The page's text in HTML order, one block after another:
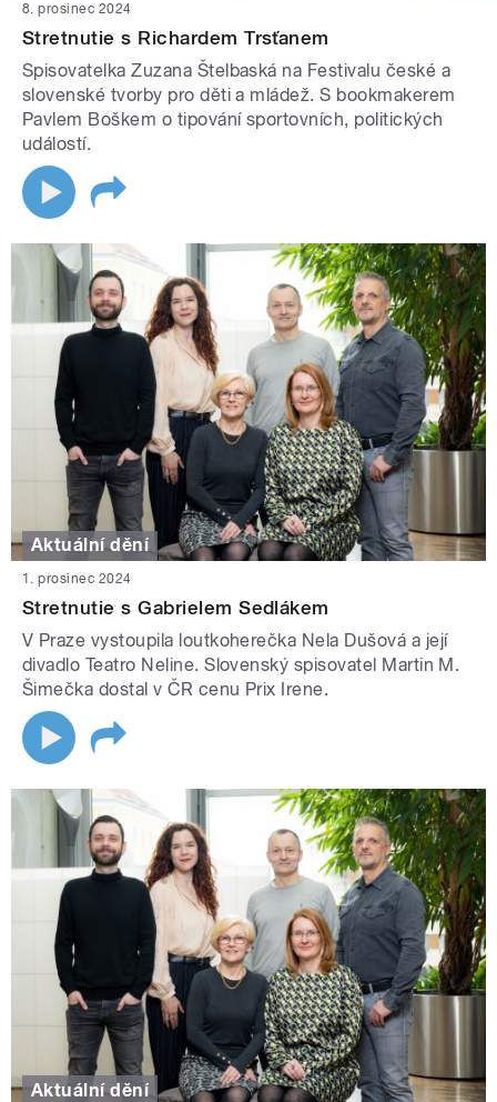
8. prosinec 2024
Stretnutie s Richardem Trsťanem
Spisovatelka Zuzana Štelbaská na Festivalu české a
slovenské tvorby pro děti a mládež. S bookmakerem
Pavlem Boškem o tipování sportovních, politických
událostí.
Aktuální dění
1. prosinec 2024
Stretnutie s Gabrielem Sedlákem
V Praze vystoupila loutkoherečka Nela Dušová a její
divadlo Teatro Neline. Slovenský spisovatel Martin M.
Šimečka dostal v ČR cenu Prix Irene.
Aktuální dění